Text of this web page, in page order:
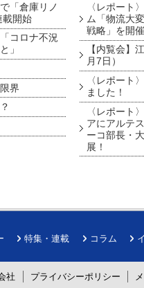
「倉庫リノ
載開始
コロナ不況
」
界
〈レポート
ム「物流大
戦略」を開
【内覧会】
月7日）
〈レポート
ました！
〈レポート
アにアルテ
ーコ部長・
展！
特集・連載 コラム
社 プライバシーポリシー